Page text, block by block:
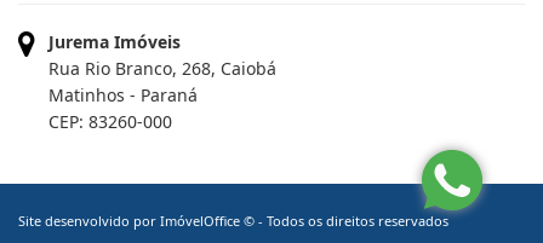
Jurema Imóveis
Rua Rio Branco, 268, Caiobá
Matinhos - Paraná
CEP: 83260-000
Site desenvolvido por ImóvelOffice © - Todos os direitos reservados